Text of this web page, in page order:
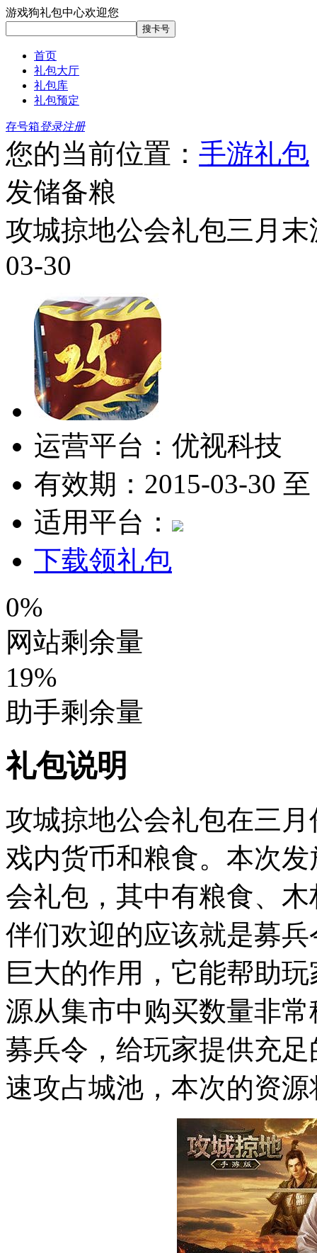
游戏狗礼包中心欢迎您
首页
礼包大厅
礼包库
礼包预定
存号箱登录注册
您的当前位置： 手游礼包
发储备粮
攻城掠地公会礼包三月
03-30
运营平台：优视科技
有效期：2015-03-30 至
适用平台：
下载领礼包
0%
网站剩余量
19%
助手剩余量
礼包说明
攻城掠地公会礼包在三
戏内货币和粮食。本次
会礼包，其中有粮食、
伴们欢迎的应该就是募
巨大的作用，它能帮助
源从集市中购买数量非
募兵令，给玩家提供充
速攻占城池，本次的资